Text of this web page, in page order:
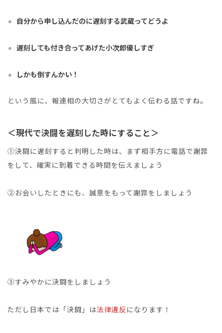
自分から申し込んだのに遅刻する武蔵ってどうよ
遅刻しても付き合ってあげた小次郎優しすぎ
しかも倒すんかい！
という風に、報連相の大切さがとてもよく伝わる話ですね。
＜現代で決闘を遅刻した時にすること＞
①決闘に遅刻すると判明した時は、まず相手方に電話で謝罪
をして、確実に到着できる時間を伝えましょう
②お会いしたときにも、誠意をもって謝罪をしましょう
③すみやかに決闘をしましょう
ただし日本では「決闘」は法律違反 になります！